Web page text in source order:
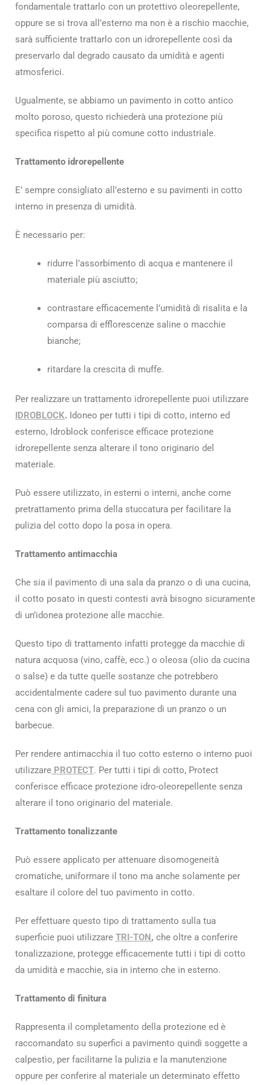
fondamentale trattarlo con un protettivo oleorepellente,
oppure se si trova all’esterno ma non è a rischio macchie,
sarà sufficiente trattarlo con un idrorepellente così da
preservarlo dal degrado causato da umidità e agenti
atmosferici.
Ugualmente, se abbiamo un pavimento in cotto antico
molto poroso, questo richiederà una protezione più
specifica rispetto al più comune cotto industriale.
Trattamento idrorepellente
E’ sempre consigliato all’esterno e su pavimenti in cotto
interno in presenza di umidità.
È necessario per:
ridurre l’assorbimento di acqua e mantenere il
materiale più asciutto;
contrastare efficacemente l’umidità di risalita e la
comparsa di efflorescenze saline o macchie
bianche;
ritardare la crescita di muffe.
Per realizzare un trattamento idrorepellente puoi utilizzare
IDROBLOCK. Idoneo per tutti i tipi di cotto, interno ed
esterno, Idroblock conferisce efficace protezione
idrorepellente senza alterare il tono originario del
materiale.
Può essere utilizzato, in esterni o interni, anche come
pretrattamento prima della stuccatura per facilitare la
pulizia del cotto dopo la posa in opera.
Trattamento antimacchia
Che sia il pavimento di una sala da pranzo o di una cucina,
il cotto posato in questi contesti avrà bisogno sicuramente
di un’idonea protezione alle macchie.
Questo tipo di trattamento infatti protegge da macchie di
natura acquosa (vino, caffè, ecc.) o oleosa (olio da cucina
o salse) e da tutte quelle sostanze che potrebbero
accidentalmente cadere sul tuo pavimento durante una
cena con gli amici, la preparazione di un pranzo o un
barbecue.
Per rendere antimacchia il tuo cotto esterno o interno puoi
utilizzare PROTECT. Per tutti i tipi di cotto, Protect
conferisce efficace protezione idro-oleorepellente senza
alterare il tono originario del materiale.
Trattamento tonalizzante
Può essere applicato per attenuare disomogeneità
cromatiche, uniformare il tono ma anche solamente per
esaltare il colore del tuo pavimento in cotto.
Per effettuare questo tipo di trattamento sulla tua
superficie puoi utilizzare TRI-TON, che oltre a conferire
tonalizzazione, protegge efficacemente tutti i tipi di cotto
da umidità e macchie, sia in interno che in esterno.
Trattamento di finitura
Rappresenta il completamento della protezione ed è
raccomandato su superfici a pavimento quindi soggette a
calpestìo, per facilitarne la pulizia e la manutenzione
oppure per conferire al materiale un determinato effetto